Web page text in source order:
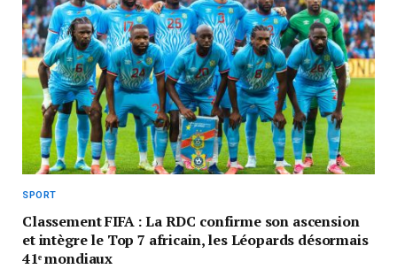
SPORT
Classement FIFA : La RDC confirme son ascension
et intègre le Top 7 africain, les Léopards désormais
41ᵉ mondiaux